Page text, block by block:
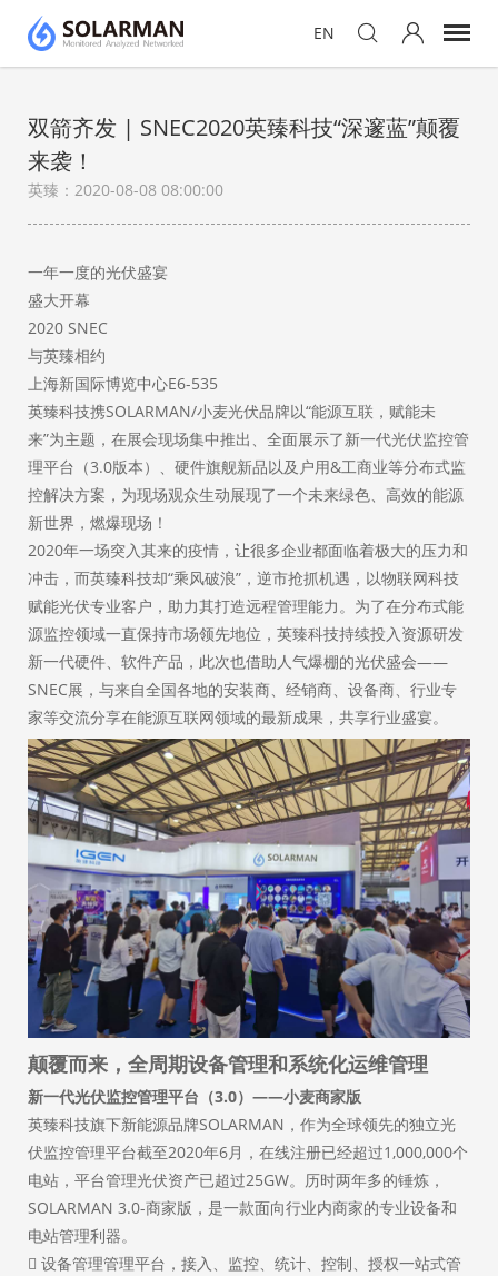
EN
双箭齐发 | SNEC2020英臻科技“深邃蓝”颠覆
来袭！
英臻：2020-08-08 08:00:00
一年一度的光伏盛宴
盛大开幕
2020 SNEC
与英臻相约
上海新国际博览中心E6-535
英臻科技携SOLARMAN/小麦光伏品牌以“能源互联，赋能未
来”为主题，在展会现场集中推出、全面展示了新一代光伏监控管
理平台（3.0版本）、硬件旗舰新品以及户用&工商业等分布式监
控解决方案，为现场观众生动展现了一个未来绿色、高效的能源
新世界，燃爆现场！
2020年一场突入其来的疫情，让很多企业都面临着极大的压力和
冲击，而英臻科技却“乘风破浪”，逆市抢抓机遇，以物联网科技
赋能光伏专业客户，助力其打造远程管理能力。为了在分布式能
源监控领域一直保持市场领先地位，英臻科技持续投入资源研发
新一代硬件、软件产品，此次也借助人气爆棚的光伏盛会——
SNEC展，与来自全国各地的安装商、经销商、设备商、行业专
家等交流分享在能源互联网领域的最新成果，共享行业盛宴。
颠覆而来，全周期设备管理和系统化运维管理
新一代光伏监控管理平台（3.0）——小麦商家版
英臻科技旗下新能源品牌SOLARMAN，作为全球领先的独立光
伏监控管理平台截至2020年6月，在线注册已经超过1,000,000个
电站，平台管理光伏资产已超过25GW。历时两年多的锤炼，
SOLARMAN 3.0-商家版，是一款面向行业内商家的专业设备和
电站管理利器。
 设备管理管理平台，接入、监控、统计、控制、授权一站式管